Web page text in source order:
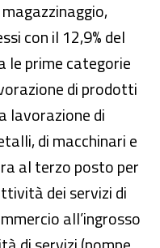
con il 12,9% del
prime categorie
di prodotti
lavorazione di
di macchinari e
al terzo posto per
dei servizi di
all’ingrosso